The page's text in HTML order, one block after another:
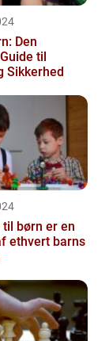
Den
til
Sikkerhed
til børn er en
ethvert barns